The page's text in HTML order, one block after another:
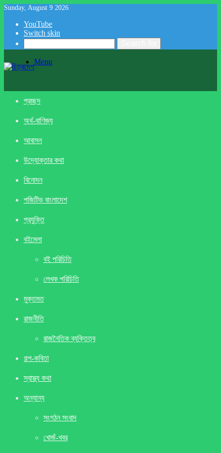
Sunday, August 9 2026
YouTube
Switch skin
Menu
প্রচ্ছদ
অর্থ-বাণিজ্য
আবাসন
উদ্যোক্তার কথা
বিনোদন
পজিটিভ বাংলাদেশ
প্রযুক্তি
বইমেলা
বই পরিচিতি
লেখক পরিচিতি
মুক্তমত
রাজনীতি
রাজনৈতিক ব্যক্তিত্ব
গল্প-কবিতা
স্বাস্থ্য কথা
অন্যান্য
সংগঠন সংবাদ
খােজঁ-খবর